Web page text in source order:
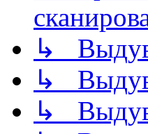
↳
↳
↳ Выдув